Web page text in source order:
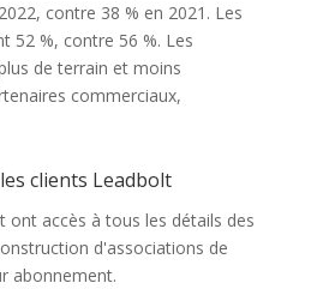
contre 38 % en 2021. Les
52 %, contre 56 %. Les
de terrain et moins
commerciaux,
clients Leadbolt
ont accès à tous les détails des
d'associations de
abonnement.